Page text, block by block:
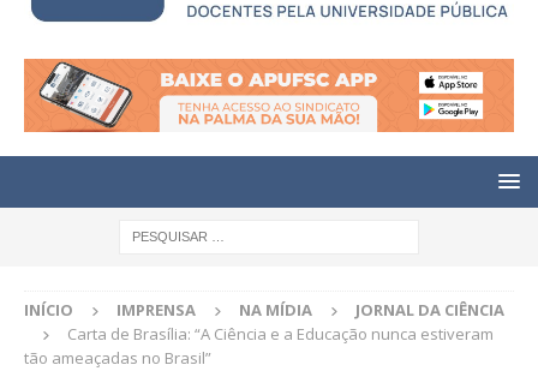
INÍCIO IMPRENSA NA MÍDIA
JORNAL DA CIÊNCIA
Carta de Brasília: “A Ciência e a Educação nunca estiveram
tão ameaçadas no Brasil”